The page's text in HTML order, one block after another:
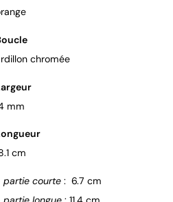
chromée
mm
cm
partie courte : 6.7 cm